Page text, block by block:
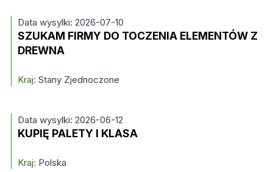
Data wysylki: 2026-07-10
SZUKAM FIRMY DO TOCZENIA ELEMENTÓW Z
DREWNA
Kraj: Stany Zjednoczone
Data wysylki: 2026-06-12
KUPIĘ PALETY I KLASA
Kraj: Polska